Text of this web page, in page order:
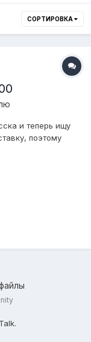
СОРТИРОВКА
и теперь ищу
поэтому